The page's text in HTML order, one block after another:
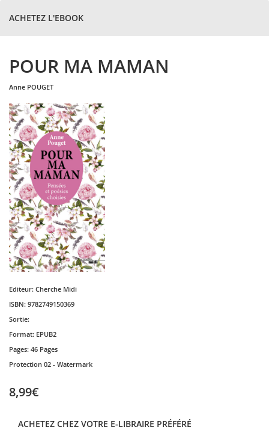
ACHETEZ L'EBOOK
POUR MA MAMAN
anne POUGET
Editeur: Cherche Midi
ISBN: 9782749150369
Sortie:
Format: EPUB2
Pages: 46 Pages
Protection 02 - Watermark
8,99€
ACHETEZ CHEZ VOTRE E-LIBRAIRE PRÉFÉRÉ